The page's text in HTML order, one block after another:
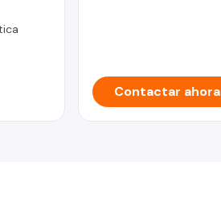
Contactar ahora